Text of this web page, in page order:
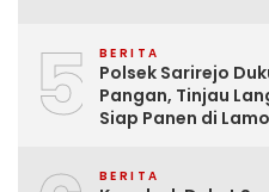
5 BERITA
Polsek Sarirejo
Pangan, Tinjau
Siap Panen di
BERITA